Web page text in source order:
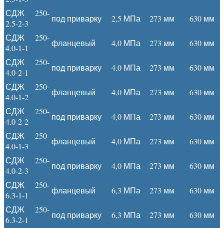
СДЖ 250-
2.5-2-3
под приварку 2,5 МПа 273 мм 630 мм
СДЖ 250-
4.0-1-1
фланцевый 4,0 МПа 273 мм 630 мм
СДЖ 250-
4.0-2-1
под приварку 4,0 МПа 273 мм 630 мм
СДЖ 250-
4.0-1-2
фланцевый 4,0 МПа 273 мм 630 мм
СДЖ 250-
4.0-2-2
под приварку 4,0 МПа 273 мм 630 мм
СДЖ 250-
4.0-1-3
фланцевый 4,0 МПа 273 мм 630 мм
СДЖ 250-
4.0-2-3
под приварку 4,0 МПа 273 мм 630 мм
СДЖ 250-
6.3-1-1
фланцевый 6,3 МПа 273 мм 630 мм
СДЖ 250-
6.3-2-1
под приварку 6,3 МПа 273 мм 630 мм